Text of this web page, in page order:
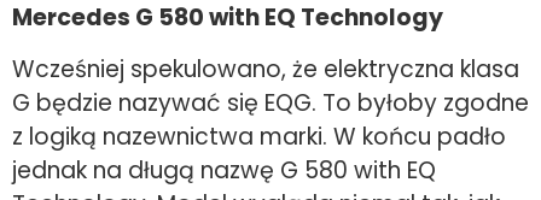
Mercedes G 580 with EQ Technology
Wcześniej spekulowano, że elektryczna klasa
G będzie nazywać się EQG. To byłoby zgodne
z logiką nazewnictwa marki. W końcu padło
jednak na długą nazwę G 580 with EQ